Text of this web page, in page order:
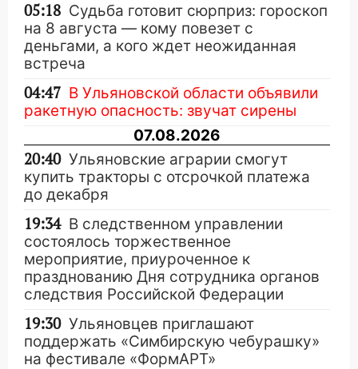
05:18 Судьба готовит сюрприз: гороскоп
на 8 августа — кому повезет с
деньгами, а кого ждет неожиданная
встреча
04:47 В Ульяновской области объявили
ракетную опасность: звучат сирены
07.08.2026
20:40 Ульяновские аграрии смогут
купить тракторы с отсрочкой платежа
до декабря
19:34 В следственном управлении
состоялось торжественное
мероприятие, приуроченное к
празднованию Дня сотрудника органов
следствия Российской Федерации
19:30 Ульяновцев приглашают
поддержать «Симбирскую чебурашку»
на фестивале «ФормАРТ»